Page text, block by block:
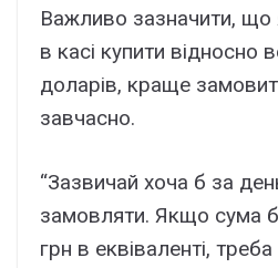
Важливо зазначити, що
в касі купити відносно
доларів, краще
завчасно.
“Зазвичай хоча б за
замовляти. Якщо сума
грн в еквіваленті,